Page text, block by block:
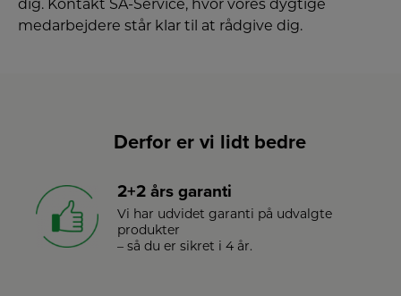
dig. Kontakt SA-Service, hvor vores dygtige
medarbejdere står klar til at rådgive dig.
Derfor er vi lidt bedre
2+2 års garanti
Vi har udvidet garanti på udvalgte
produkter
– så du er sikret i 4 år.